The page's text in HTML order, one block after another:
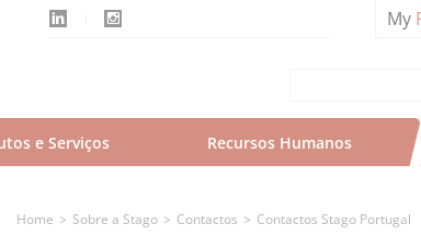
My
e Serviços Recursos Humanos
Home Sobre a Stago Contactos Contactos Stago Portugal